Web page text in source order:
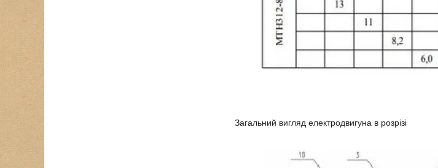
Загальний вигляд електродвигуна в розрізі